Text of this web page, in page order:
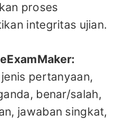
proses
integritas ujian.
pertanyaan,
benar/salah,
jawaban singkat,